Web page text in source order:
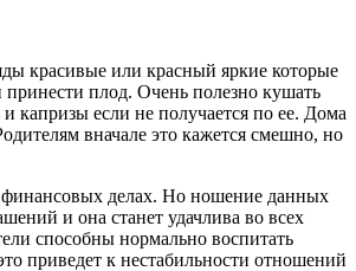
красивые или красный яркие которые
принести плод. Очень полезно кушать
капризы если не получается по ее. Дома
вначале это кажется смешно, но
финансовых делах. Но ношение данных
и она станет удачлива во всех
способны нормально воспитать
приведет к нестабильности отношений